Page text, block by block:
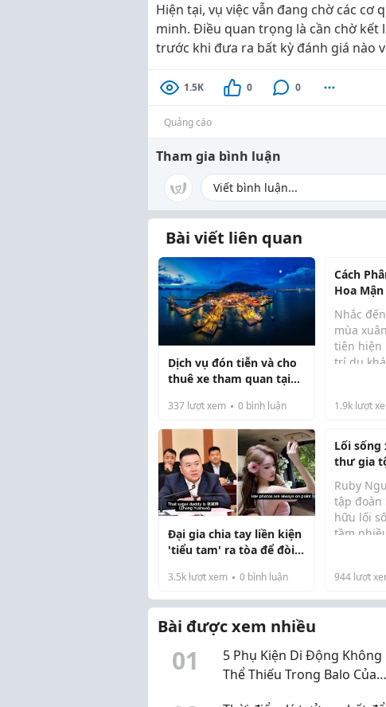
Hiện tại, vụ việc vẫn đang chờ các cơ
minh. Điều quan trọng là cần chờ kết
trước khi đưa ra bất kỳ đánh giá nào
1.5K 0 0
Quảng cáo
Tham gia bình luận
Bài viết liên quan
Dịch vụ đón tiễn và cho
thuê xe tham quan tại
337 lượt xem 0 bình luận
Cách
Hoa
Đào Tại
Nhắc
mùa
tiên hiện
trí du
nhiên,
được
1.9k lượt
Đại gia chia tay liền kiện
'tiểu tam' ra tòa để đòi
Tặng quà lên đến 50 tỷ
3.5k lượt xem 0 bình luận
Lối sống
thư gia
Ruby
tập đoàn
hữu lối
tầm
mãn với
944 lượt
Bài được xem nhiều
01
5 Phụ Kiện Di Động Không
Thể Thiếu Trong Balo Của